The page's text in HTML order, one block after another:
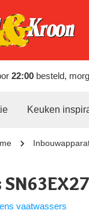
22:00 besteld,
Keuken
vaatwassers